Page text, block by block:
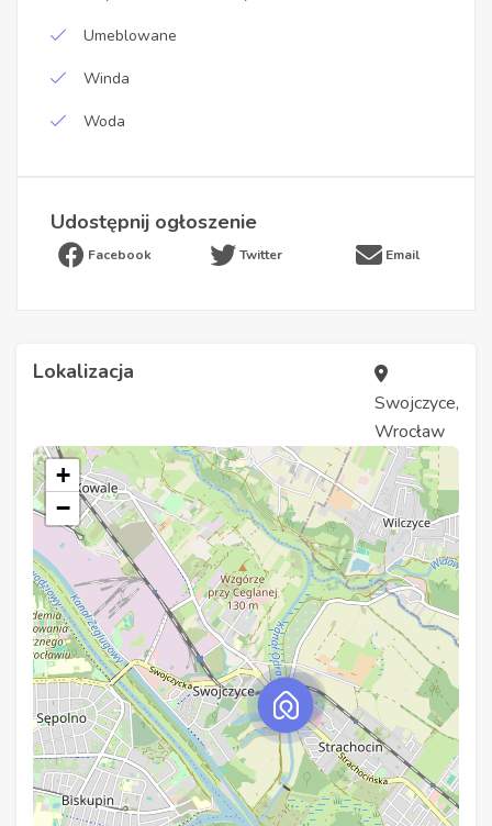
Umeblowane
Winda
Woda
Udostępnij ogłoszenie
Facebook Twitter Email
Lokalizacja
Swojczyce,
Wrocław
+
−